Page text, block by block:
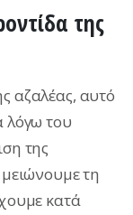
της
αζαλέας, αυτό
λόγω του
της
τη
κατά